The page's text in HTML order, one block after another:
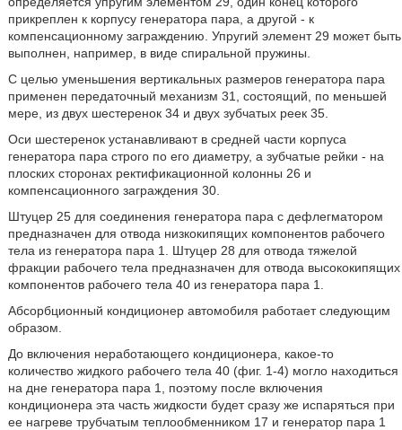
прикреплен к корпусу генератора пара, а другой - к
компенсационному заграждению. Упругий элемент 29 может быть
выполнен, например, в виде спиральной пружины.
С целью уменьшения вертикальных размеров генератора пара
применен передаточный механизм 31, состоящий, по меньшей
мере, из двух шестеренок 34 и двух зубчатых реек 35.
Оси шестеренок устанавливают в средней части корпуса
генератора пара строго по его диаметру, а зубчатые рейки - на
плоских сторонах ректификационной колонны 26 и
компенсационного заграждения 30.
Штуцер 25 для соединения генератора пара с дефлегматором
предназначен для отвода низкокипящих компонентов рабочего
тела из генератора пара 1. Штуцер 28 для отвода тяжелой
фракции рабочего тела предназначен для отвода высококипящих
компонентов рабочего тела 40 из генератора пара 1.
Абсорбционный кондиционер автомобиля работает следующим
образом.
До включения неработающего кондиционера, какое-то
количество жидкого рабочего тела 40 (фиг. 1-4) могло находиться
на дне генератора пара 1, поэтому после включения
кондиционера эта часть жидкости будет сразу же испаряться при
ее нагреве трубчатым теплообменником 17 и генератор пара 1